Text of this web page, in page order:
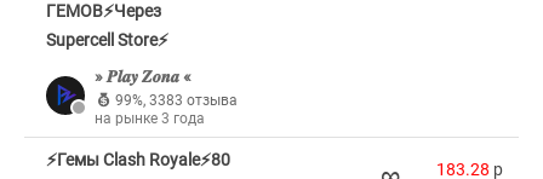
ГЕМОВ⚡Через
Supercell Store⚡
» 𝑷𝒍𝒂𝒚 𝒁𝒐𝒏𝒂 «
99%, 3383 отзыва
на рынке 3 года
⚡Гемы Clash Royale⚡80
183.28 p